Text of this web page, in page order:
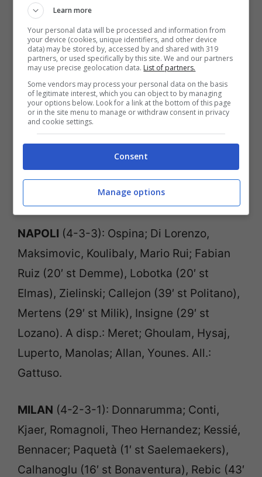
Il pallone ufficiale della Serie A © Getty Images
Ecco il tabellino diNapoli-Milan,gara
valida per la 32° giornata di Serie A TIM:
NAPOLI (4-3-3): Ospina; Di Lorenzo,
Maksimovic, Koulibaly, Mario Rui; Fabian
Ruiz (20′ st Demme), Lobotka (20′ st
Elmas), Zielinski; Callejon (39′ st Politano),
Mertens (29′ st Milik), Insigne (29′ st
Lozano). A disp.: Meret; Ghoulam, Hysaj,
Luperto, Manolas; Allan, Younes. All.:
Gattuso.
MILAN (4-2-3-1): Donnarumma; Conti,
Kjaer, Romagnoli, Theo Hernandez; Kessié,
Bennacer; Paquetà (1′ st Saelemaekers),
Calhanoglu (16′ st Bonaventura), Rebic (43′
Learn more
Your personal data will be processed and information from
your device (cookies, unique identifiers, and other device
data) may be stored by, accessed by and shared with 319
partners, or used specifically by this site. We and our partners
may use precise geolocation data. List of partners.
Some vendors may process your personal data on the basis
of legitimate interest, which you can object to by managing
your options below. Look for a link at the bottom of this page
or in the site menu to manage or withdraw consent in privacy
and cookie settings.
Consent
Manage options